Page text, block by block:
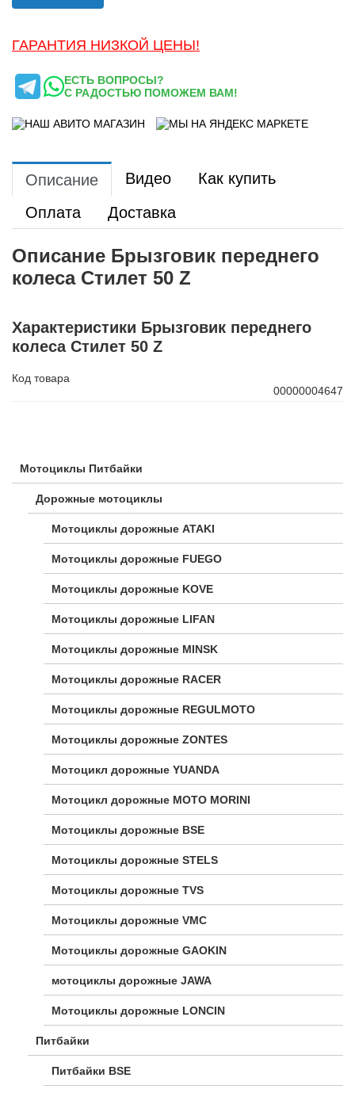
Мотоциклы Питбайки
Дорожные мотоциклы
Мотоциклы дорожные ATAKI
Мотоциклы дорожные FUEGO
Мотоциклы дорожные KOVE
Мотоциклы дорожные LIFAN
Мотоциклы дорожные MINSK
Мотоциклы дорожные RACER
Мотоциклы дорожные REGULMOTO
Мотоциклы дорожные ZONTES
Мотоцикл дорожные YUANDA
Мотоцикл дорожные МОТО MORINI
Мотоциклы дорожные BSE
Мотоциклы дорожные STELS
Мотоциклы дорожные TVS
Мотоциклы дорожные VMC
Мотоциклы дорожные GAOKIN
мотоциклы дорожные JAWA
Мотоциклы дорожные LONCIN
Питбайки
Питбайки BSE
ГАРАНТИЯ НИЗКОЙ ЦЕНЫ!
ЕСТЬ ВОПРОСЫ?
С РАДОСТЬЮ ПОМОЖЕМ ВАМ!
Описание Видео
Как купить
Оплата
Доставка
Описание Брызговик переднего
колеса Стилет 50 Z
Характеристики Брызговик переднего
колеса Стилет 50 Z
Код товара
00000004647